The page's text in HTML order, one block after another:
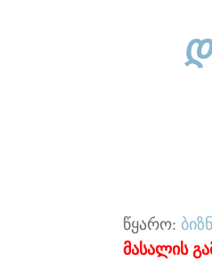
წყარო:
მასალის